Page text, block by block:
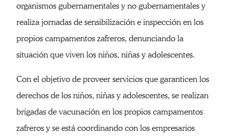
organismos gubernamentales y no gubernamentales y
realiza jornadas de sensibilización e inspección en los
propios campamentos zafreros, denunciando la
situación que viven los niños, niñas y adolescentes.
Con el objetivo de proveer servicios que garanticen los
derechos de los niños, niñas y adolescentes, se realizan
brigadas de vacunación en los propios campamentos
zafreros y se está coordinando con los empresarios